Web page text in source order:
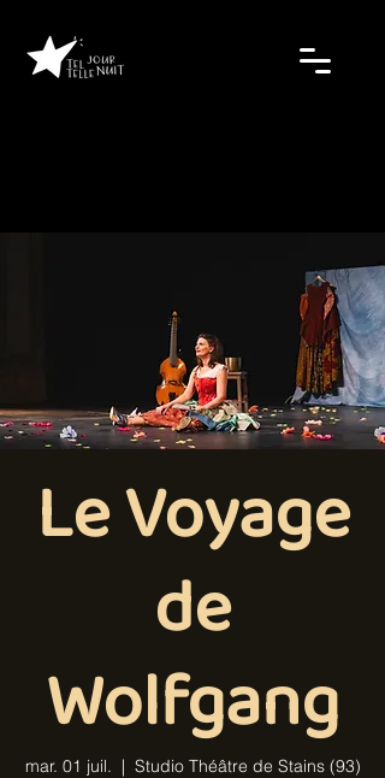
Le Voyage
de
Wolfgang
mar. 01 juil.
  |
Studio Théâtre de Stains (93)